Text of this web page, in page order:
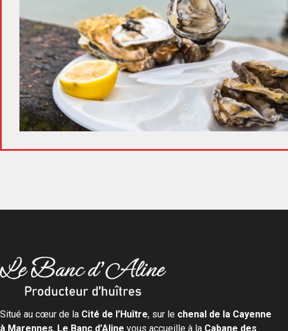
Situé au cœur de la Cité de l’Huître, sur le chenal de la Cayenne
à Marennes, Le Banc d’Aline vous accueille à la Cabane des